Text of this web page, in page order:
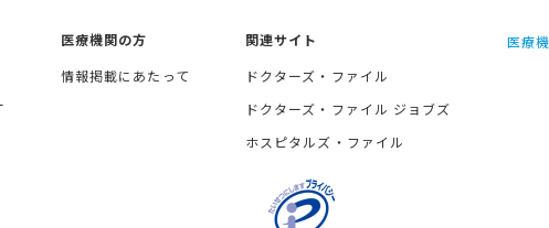
医療機関の方
情報掲載にあたって
関連サイト
ドクターズ・ファイル
ドクターズ・ファイル ジョブズ
ホスピタルズ・ファイル
医療